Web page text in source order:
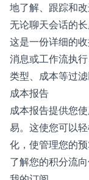
地了解、跟踪和改
无论聊天会话的
这是一份详细的
消息或工作流执
类型、成本等过滤
成本报告
成本报告提供您
易。这使您可以
化，使管理您的
了解您的积分流向